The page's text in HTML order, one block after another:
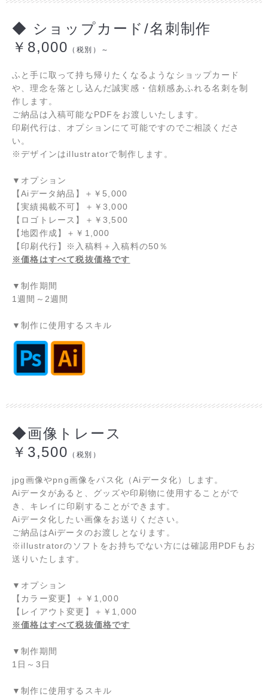
◆ ショップカード/名刺制作
￥8,000
（税別）～
ふと手に取って持ち帰りたくなるようなショップカード
や、理念を落とし込んだ誠実感・信頼感あふれる名刺を制
作します。
ご納品は入稿可能なPDFをお渡しいたします。
印刷代行は、オプションにて可能ですのでご相談くださ
い。
※デザインはillustratorで制作します。
▼オプション
【Aiデータ納品】
＋ ￥5,000
【実績掲載不可】
＋ ￥3,000
【ロゴトレース】
＋ ￥3,500
【地図作成】
＋ ￥1,000
【印刷代行】※入稿料＋入稿料の50％
※価格はすべて税抜価格です
▼制作期間
1週間～2週間
▼制作に使用するスキル
◆画像トレース
￥3,500
（税別）
jpg画像やpng画像をパス化（Aiデータ化）します。
Aiデータがあると、グッズや印刷物に使用することがで
き、キレイに印刷することができます。
Aiデータ化したい画像をお送りください。
ご納品はAiデータのお渡しとなります。
※illustratorのソフトをお持ちでない方には確認用PDFもお
送りいたします。
▼オプション
【カラー変更】＋￥1,000
【レイアウト変更】
＋￥1,000
※価格はすべて税抜価格です
▼制作期間
1日～3日
▼制作に使用するスキル